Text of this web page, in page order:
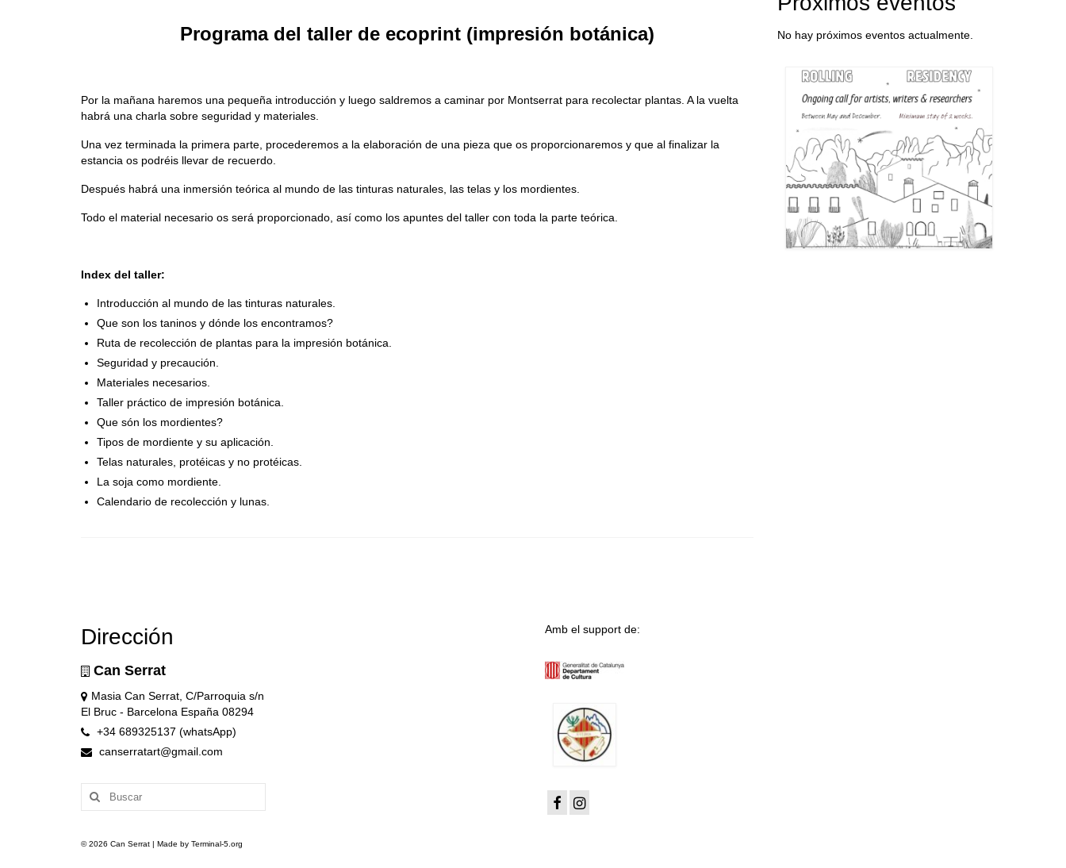
Programa del taller de ecoprint (impresión botánica)
Por la mañana haremos una pequeña introducción y luego saldremos a caminar por Montserrat para recolectar plantas. A la vuelta
habrá una charla sobre seguridad y materiales.
Una vez terminada la primera parte, procederemos a la elaboración de una pieza que os proporcionaremos y que al finalizar la
estancia os podréis llevar de recuerdo.
Después habrá una inmersión teórica al mundo de las tinturas naturales, las telas y los mordientes.
Todo el material necesario os será proporcionado, así como los apuntes del taller con toda la parte teórica.
Index del taller:
Introducción al mundo de las tinturas naturales.
Que son los taninos y dónde los encontramos?
Ruta de recolección de plantas para la impresión botánica.
Seguridad y precaución.
Materiales necesarios.
Taller práctico de impresión botánica.
Que són los mordientes?
Tipos de mordiente y su aplicación.
Telas naturales, protéicas y no protéicas.
La soja como mordiente.
Calendario de recolección y lunas.
No hay próximos eventos actualmente.
Dirección
Can Serrat
Masia Can Serrat, C/Parroquia s/n
El Bruc - Barcelona España 08294
+34 689325137 (whatsApp)
canserratart@gmail.com
Buscar
por:
Amb el support de:
© 2026 Can Serrat | Made by Terminal-5.org